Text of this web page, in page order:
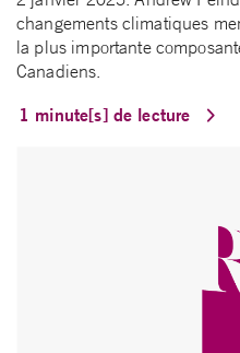
changements climatiques
la plus importante
Canadiens.
1 minute[s] de lecture